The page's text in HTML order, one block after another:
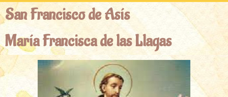
San Francisco de Asís
María Francisca de las Llagas